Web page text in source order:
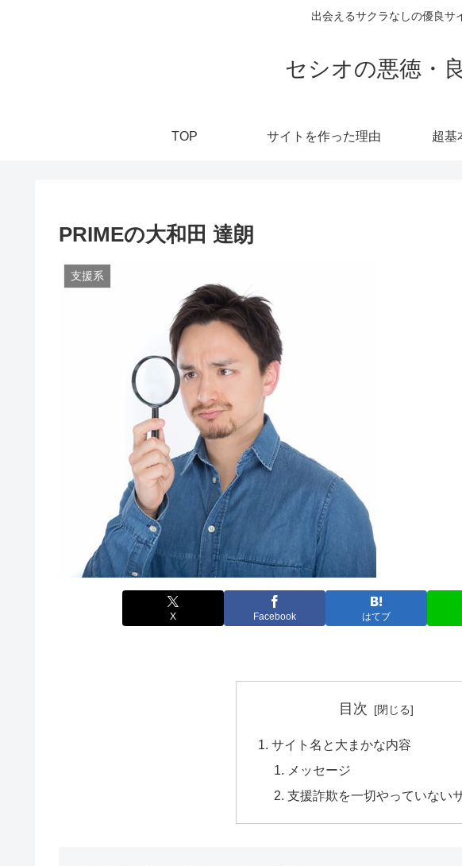
出会えるサクラなしの優良サ
セシオの悪徳・
TOP サイトを作った理由 超基
PRIMEの大和田 達朗
支援系
X Facebook はてブ
目次
サイト名と大まかな内容
メッセージ
支援詐欺を一切やっていない